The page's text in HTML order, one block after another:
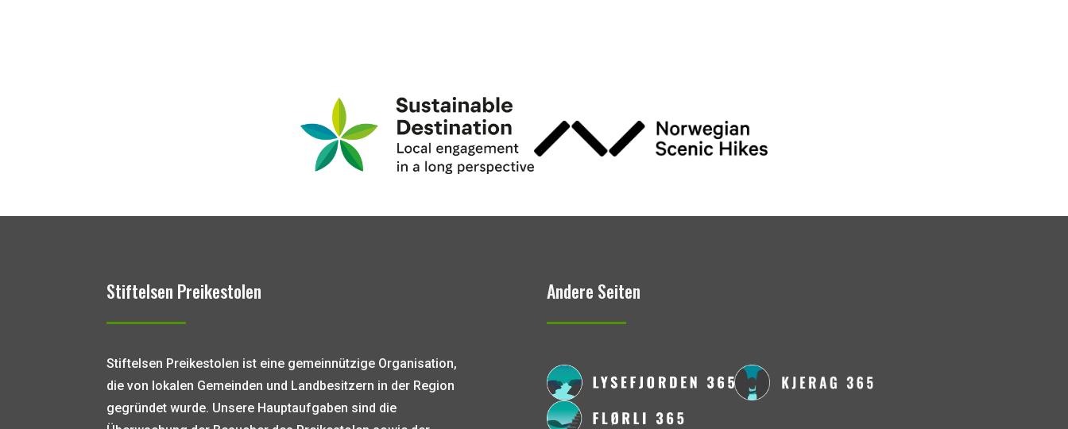
Stiftelsen Preikestolen
Stiftelsen Preikestolen ist eine gemeinnützige Organisation,
die von lokalen Gemeinden und Landbesitzern in der Region
gegründet wurde. Unsere Hauptaufgaben sind die
Andere Seiten